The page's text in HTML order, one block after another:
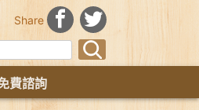
Share
費諮詢